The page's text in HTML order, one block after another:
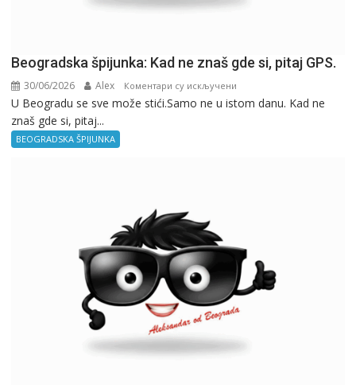
Beogradska špijunka: Kad ne znaš gde si, pitaj GPS.
30/06/2026 Alex Коментари су искључени
Beogradska
U Beogradu se sve može stići.Samo ne u istom danu. Kad ne
znaš gde si, pitaj...
BEOGRADSKA ŠPIJUNKA